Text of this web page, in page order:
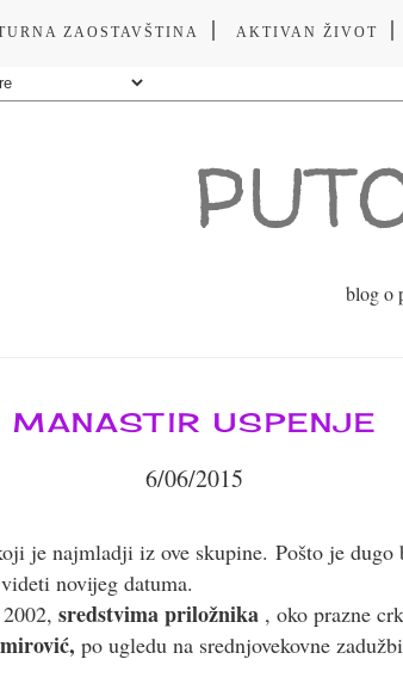
ZAOSTAVŠTINA AKTIVAN ŽIVOT
blog o
MANASTIR USPENJE
6/06/2015
je najmladji iz ove skupine. Pošto je dugo
novijeg datuma.
sredstvima priložnika , oko prazne
po ugledu na srednjovekovne